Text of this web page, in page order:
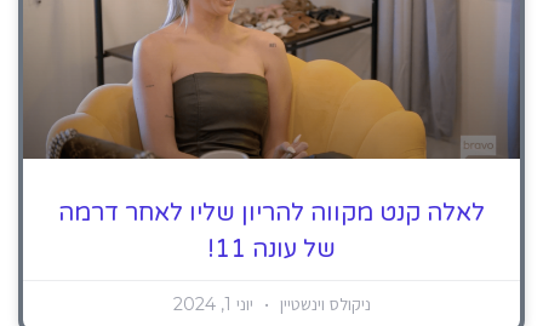
לאלה קנט מקווה להריון שליו לאחר דרמה
של עונה 11!
ניקולס וינשטיין יוני 1, 2024